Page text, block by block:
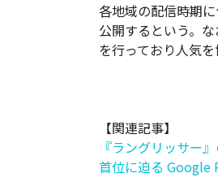
各地域の配信時期
公開するという。
を行っており人気を
【関連記事】
『ラングリッサー
首位に迫る Google